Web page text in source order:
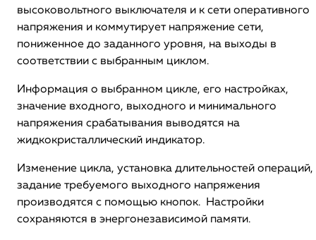
высоковольтного выключателя и к сети оперативного
напряжения и коммутирует напряжение сети,
пониженное до заданного уровня, на выходы в
соответствии с выбранным циклом.
Информация о выбранном цикле, его настройках,
значение входного, выходного и минимального
напряжения срабатывания выводятся на
жидкокристаллический индикатор.
Изменение цикла, установка длительностей операций,
задание требуемого выходного напряжения
производятся с помощью кнопок. Настройки
сохраняются в энергонезависимой памяти.